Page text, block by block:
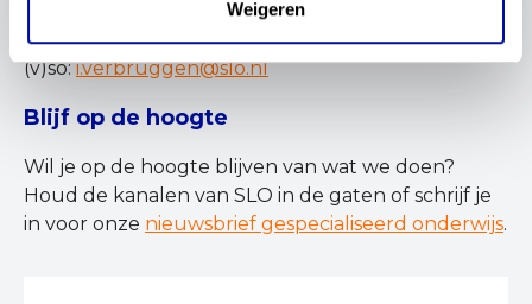
Weigeren
Heb je een vraag over deze vacature? Neem dan
contact met Iris Verbruggen, curriculumexpert
(v)so:i.verbruggen@slo.nl
Blijf op de hoogte
Wil je op de hoogte blijven van wat we doen?
Houd de kanalen van SLO in de gaten of schrijf je
in voor onze nieuwsbrief gespecialiseerd onderwijs.